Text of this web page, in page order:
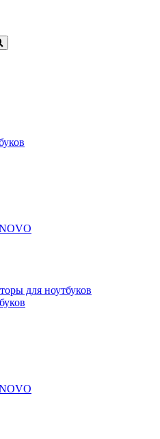
для ноутбуков